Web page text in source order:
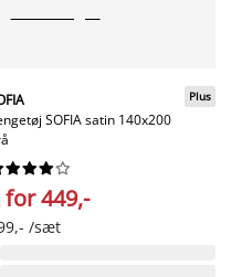
SOFIA satin 140x200
Plus





for 449,-
/sæt